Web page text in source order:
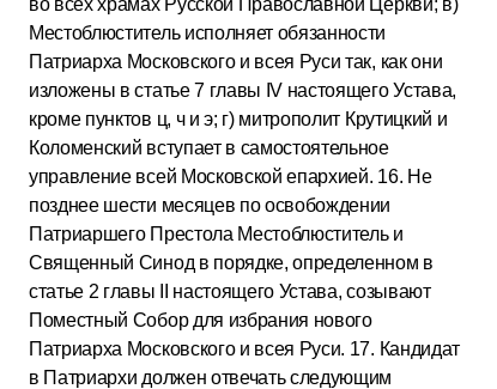
во всех храмах Русской Православной Церкви; в)
Местоблюститель исполняет обязанности
Патриарха Московского и всея Руси так, как они
изложены в статье 7 главы IV настоящего Устава,
кроме пунктов ц, ч и э; г) митрополит Крутицкий и
Коломенский вступает в самостоятельное
управление всей Московской епархией. 16. Не
позднее шести месяцев по освобождении
Патриаршего Престола Местоблюститель и
Священный Синод в порядке, определенном в
статье 2 главы II настоящего Устава, созывают
Поместный Собор для избрания нового
Патриарха Московского и всея Руси. 17. Кандидат
в Патриархи должен отвечать следующим